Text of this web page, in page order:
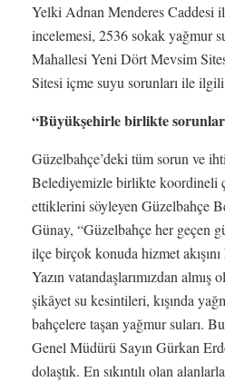
Yelki Adnan Menderes Caddesi
incelemesi, 2536 sokak yağmur
Mahallesi Yeni Dört Mevsim
Sitesi içme suyu sorunları ile
“Büyükşehirle birlikte
Güzelbahçe’deki tüm sorun ve
Belediyemizle birlikte koordineli
ettiklerini söyleyen Güzelbahçe
Günay, “Güzelbahçe her geçen
ilçe birçok konuda hizmet akışını
Yazın vatandaşlarımızdan
şikâyet su kesintileri, kışında
bahçelere taşan yağmur suları.
Genel Müdürü Sayın Gürkan
dolaştık. En sıkıntılı olan